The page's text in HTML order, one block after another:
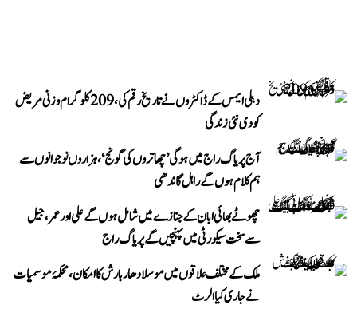
دہلی ایمس کے ڈاکٹروں نے تاریخ رقم کی، 209 کلوگرام وزنی مریض
کو دی نئی زندگی
آج پریاگ راج میں ہوگی ’چھاتروں کی گونج‘، ہزاروں نوجوانوں سے
ہم کلام ہوں گے راہل گاندھی
چھوٹے بھائی ابان کے جنازے میں شامل ہوں گے علی اور عمر، جیل
سے سخت سیکورٹی میں پہنچیں گے پریاگ راج
ملک کے مختلف علاقوں میں موسلادھار بارش کا امکان، محکمۂ موسمیات
نے جاری کیا الرٹ